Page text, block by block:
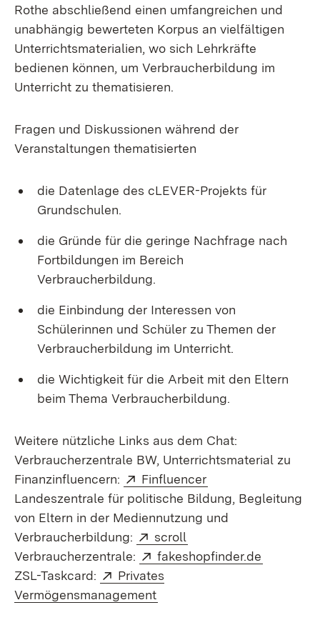
Rothe abschließend einen umfangreichen und
unabhängig bewerteten Korpus an vielfältigen
Unterrichtsmaterialien, wo sich Lehrkräfte
bedienen können, um Verbraucherbildung im
Unterricht zu thematisieren.
Fragen und Diskussionen während der
Veranstaltungen thematisierten
die Datenlage des cLEVER-Projekts für
Grundschulen.
die Gründe für die geringe Nachfrage nach
Fortbildungen im Bereich
Verbraucherbildung.
die Einbindung der Interessen von
Schülerinnen und Schüler zu Themen der
Verbraucherbildung im Unterricht.
die Wichtigkeit für die Arbeit mit den Eltern
beim Thema Verbraucherbildung.
Weitere nützliche Links aus dem Chat:
Verbraucherzentrale BW, Unterrichtsmaterial zu
Finanzinfluencern:
Extern:
Finfluencer
Landeszentrale für politische Bildung, Begleitung
von Eltern in der Mediennutzung und
Verbraucherbildung:
Extern:
scroll
Verbraucherzentrale:
Extern:
fakeshopfinder.de
ZSL-Taskcard:
Extern:
Privates
Vermögensmanagement